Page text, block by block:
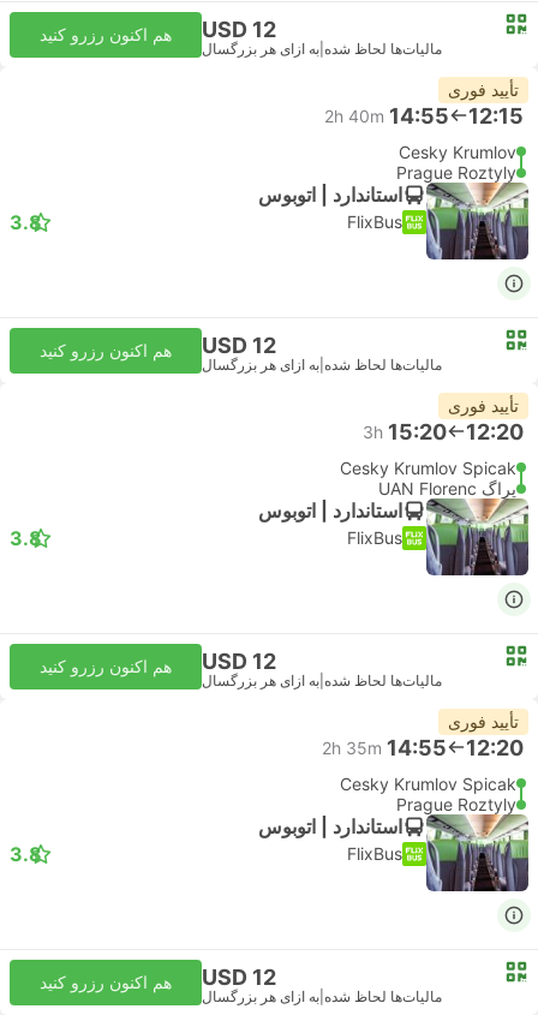
USD 12
مالیات‌ها لحاظ شده به ازای هر بزرگسال
هم اکنون رزرو کنید
تأیید فوری
12:15
14:55
2h 40m
Cesky Krumlov
Prague Roztyly
استاندارد | اتوبوس
FlixBus
3.8
USD 12
مالیات‌ها لحاظ شده به ازای هر بزرگسال
هم اکنون رزرو کنید
تأیید فوری
12:20
15:20
3h
Cesky Krumlov Spicak
پراگ UAN Florenc
استاندارد | اتوبوس
FlixBus
3.8
USD 12
مالیات‌ها لحاظ شده به ازای هر بزرگسال
هم اکنون رزرو کنید
تأیید فوری
12:20
14:55
2h 35m
Cesky Krumlov Spicak
Prague Roztyly
استاندارد | اتوبوس
FlixBus
3.8
USD 12
مالیات‌ها لحاظ شده به ازای هر بزرگسال
هم اکنون رزرو کنید